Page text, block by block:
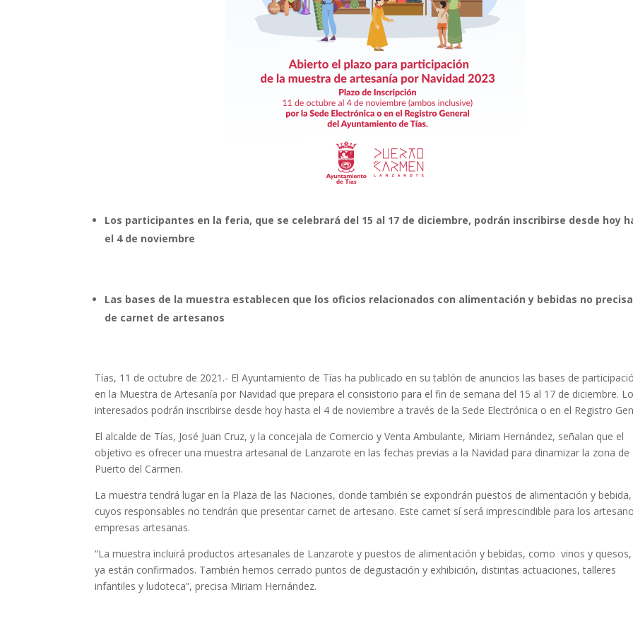
Los participantes en la feria, que se celebrará del 15 al 17 de diciembre, podrán inscribirse desde hoy
el 4 de noviembre
Las bases de la muestra establecen que los oficios relacionados con alimentación y bebidas no
de carnet de artesanos
Tías, 11 de octubre de 2021.- El Ayuntamiento de Tías ha publicado en su tablón de anuncios las bases de
en la Muestra de Artesanía por Navidad que prepara el consistorio para el fin de semana del 15 al 17 de diciembre.
interesados podrán inscribirse desde hoy hasta el 4 de noviembre a través de la Sede Electrónica o en el Registro
El alcalde de Tías, José Juan Cruz, y la concejala de Comercio y Venta Ambulante, Miriam Hernández, señalan que el
objetivo es ofrecer una muestra artesanal de Lanzarote en las fechas previas a la Navidad para dinamizar la zona de
Puerto del Carmen.
La muestra tendrá lugar en la Plaza de las Naciones, donde también se expondrán puestos de alimentación y bebida,
cuyos responsables no tendrán que presentar carnet de artesano. Este carnet sí será imprescindible para los
empresas artesanas.
“La muestra incluirá productos artesanales de Lanzarote y puestos de alimentación y bebidas, como vinos y
ya están confirmados. También hemos cerrado puntos de degustación y exhibición, distintas actuaciones, talleres
infantiles y ludoteca”, precisa Miriam Hernández.